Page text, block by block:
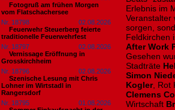
Fotogruß am frühen Morgen
vom Flatschachersee
Nr. 18798
02.08.2026
Feuerwehr Steuerberg feierte
traditionelle Feuerwehrfest
Nr. 18797
02.08.2026
Vernissage Eröffnung in
Grosskirchheim
Nr. 18796
02.08.2026
Szenische Lesung mit Chris
Lohner im Wirtstadl in
Rangersdorf
Nr. 18795
01.08.2026
Erlebnis im
Veranstalter
sorgen,
Feldkirchen
After Work
Gesehen
Stadträte
Simon
Kogler, Rot
Clemens
Wirtschaft